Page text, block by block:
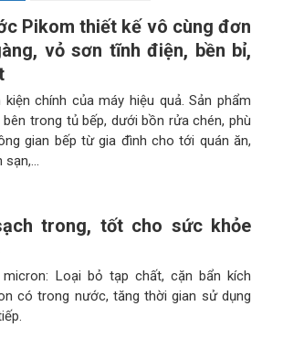
Pikom thiết kế vô cùng đơn
vỏ sơn tĩnh điện, bền bỉ,
chính của máy hiệu quả. Sản phẩm
trong tủ bếp, dưới bồn rửa chén, phù
gian bếp từ gia đình cho tới quán ăn,
sạn,...
trong, tốt cho sức khỏe
Loại bỏ tạp chất, cặn bẩn kích
có trong nước, tăng thời gian sử dụng